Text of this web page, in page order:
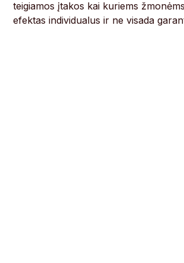
teigiamos įtakos kai kuriems
efektas individualus ir ne visada